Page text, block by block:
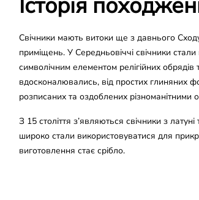
Свічники мають витоки ще з давнього
приміщень. У Середньовіччі свічники
символічним елементом релігійних
вдосконалювались, від простих глиняних
розписаних та оздоблених різноманітними
З 15 століття з’являються свічники з
широко стали використовуватися для
виготовлення стає срібло.